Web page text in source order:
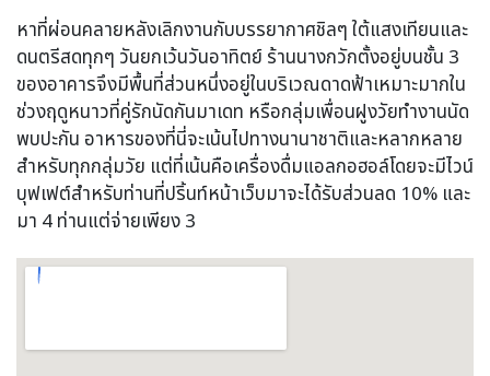
หาที่ผ่อนคลายหลังเลิกงานกับบรรยากาศชิลๆ ใต้แสงเทียนและ
ดนตรีสดทุกๆ วันยกเว้นวันอาทิตย์ ร้านนางกวักตั้งอยู่บนชั้น 3
ของอาคารจึงมีพื้นที่ส่วนหนึ่งอยู่ในบริเวณดาดฟ้าเหมาะมากใน
ช่วงฤดูหนาวที่คู่รักนัดกันมาเดท หรือกลุ่มเพื่อนฝูงวัยทำงานนัด
พบปะกัน อาหารของที่นี่จะเน้นไปทางนานาชาติและหลากหลาย
สำหรับทุกกลุ่มวัย แต่ที่เน้นคือเครื่องดื่มแอลกอฮอล์โดยจะมีไวน์
บุฟเฟต์สำหรับท่านที่ปริ้นท์หน้าเว็บมาจะได้รับส่วนลด 10% และ
มา 4 ท่านแต่จ่ายเพียง 3